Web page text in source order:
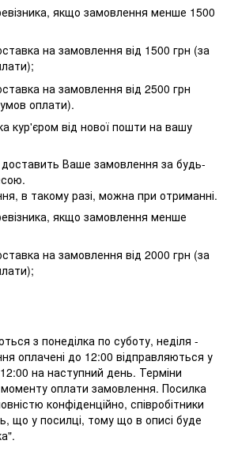
якщо замовлення менше 1500
на замовлення від 1500 грн (за
на замовлення від 2500 грн
оплати).
кур'єром від нової пошти на вашу
Ваше замовлення за будь-
в такому разі, можна при отриманні.
якщо замовлення менше
на замовлення від 2000 грн (за
з понеділка по суботу, неділя -
оплачені до 12:00 відправляються у
на наступний день. Терміни
оплати замовлення. Посилка
конфіденційно, співробітники
що у посилці, тому що в описі буде